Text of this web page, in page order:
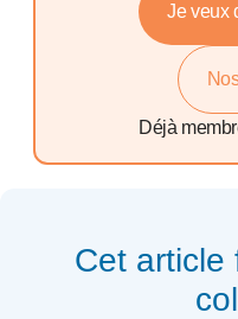
Je veux
Déjà
Cet article